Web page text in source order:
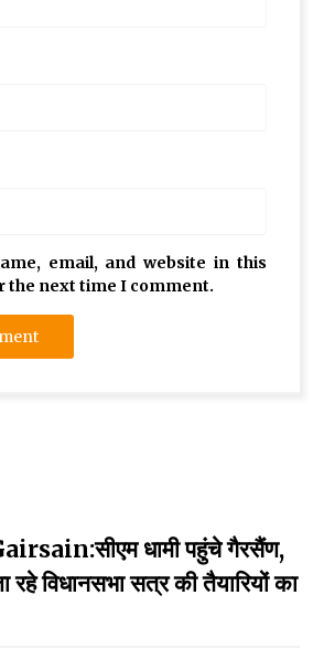
email, and website in this
the next time I comment.
धामी पहुंचे गैरसैंण,
विधानसभा सत्र की तैयारियों का